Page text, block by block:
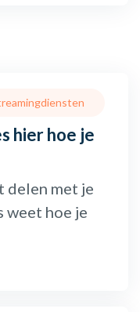
hier hoe je
delen met je
weet hoe je